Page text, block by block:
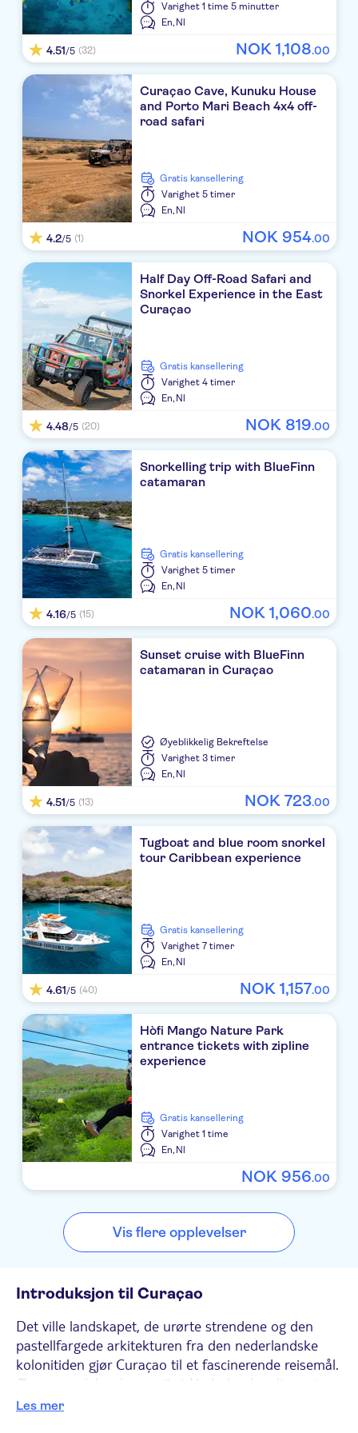
Varighet 1 time 5 minutter
En,Nl
4.51/5 (32) NOK 1,108.00
Curaçao Cave, Kunuku House
and Porto Mari Beach 4x4 off-
road safari
Gratis kansellering
Varighet 5 timer
En,Nl
4.2/5 (1) NOK 954.00
Half Day Off-Road Safari and
Snorkel Experience in the East
Curaçao
Gratis kansellering
Varighet 4 timer
En,Nl
4.48/5 (20) NOK 819.00
Snorkelling trip with BlueFinn
catamaran
Gratis kansellering
Varighet 5 timer
En,Nl
4.16/5 (15) NOK 1,060.00
Sunset cruise with BlueFinn
catamaran in Curaçao
Øyeblikkelig Bekreftelse
Varighet 3 timer
En,Nl
4.51/5 (13) NOK 723.00
Tugboat and blue room snorkel
tour Caribbean experience
Gratis kansellering
Varighet 7 timer
En,Nl
4.61/5 (40) NOK 1,157.00
Hòfi Mango Nature Park
entrance tickets with zipline
experience
Gratis kansellering
Varighet 1 time
En,Nl
NOK 956.00
Vis flere opplevelser
Introduksjon til Curaçao
Det ville landskapet, de urørte strendene og den
pastellfargede arkitekturen fra den nederlandske
kolonitiden gjør Curaçao til et fascinerende reisemål.
Øya er en del av kongeriket Nederland og ligger i
sørlige Karibia, rett utenfor kysten av Venezuela.
Les mer